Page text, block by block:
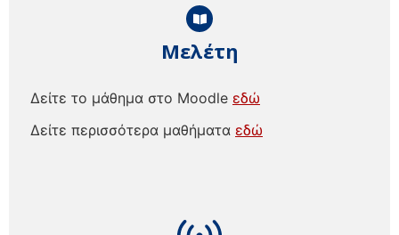
Μελέτη
Δείτε το μάθημα στο Moodle εδώ
Δείτε περισσότερα μαθήματα εδώ